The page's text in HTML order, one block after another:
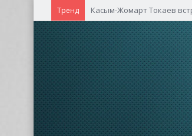
Тренд Касым-Жомарт Токаев